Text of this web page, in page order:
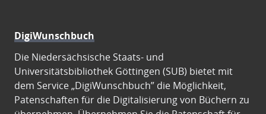
DigiWunschbuch
Die Niedersächsische Staats- und
Universitätsbibliothek Göttingen (SUB) bietet mit
dem Service „DigiWunschbuch” die Möglichkeit,
Patenschaften für die Digitalisierung von Büchern zu